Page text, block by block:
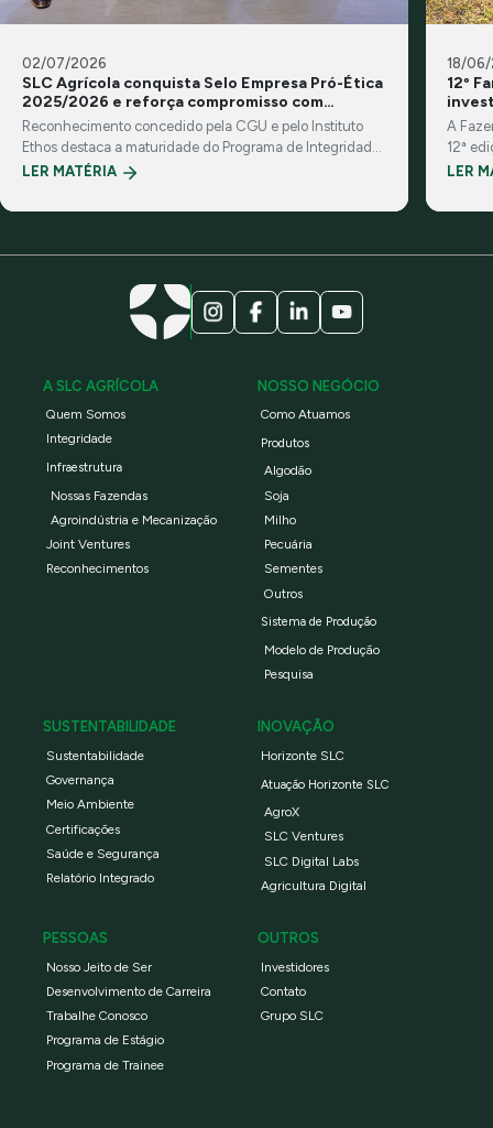
02/07/2026
SLC Agrícola conquista Selo Empresa Pró-Ética
2025/2026 e reforça compromisso com
integridade e transparência
Reconhecimento concedido pela CGU e pelo Instituto
Ethos destaca a maturidade do Programa de Integridade
da Companhia e suas práticas de governança
LER MATÉRIA
18/
12º
A
12ª
LER
A SLC AGRÍCOLA
Quem Somos
Integridade
Infraestrutura
Nossas Fazendas
Agroindústria e Mecanização
Joint Ventures
Reconhecimentos
NOSSO NEGÓCIO
Como Atuamos
Produtos
Algodão
Soja
Milho
Pecuária
Sementes
Outros
Sistema de Produção
Modelo de Produção
Pesquisa
SUSTENTABILIDADE
Sustentabilidade
Governança
Meio Ambiente
Certificações
Saúde e Segurança
Relatório Integrado
INOVAÇÃO
Horizonte SLC
Atuação Horizonte SLC
AgroX
SLC Ventures
SLC Digital Labs
Agricultura Digital
PESSOAS
Nosso Jeito de Ser
Desenvolvimento de Carreira
Trabalhe Conosco
Programa de Estágio
Programa de Trainee
OUTROS
Investidores
Contato
Grupo SLC